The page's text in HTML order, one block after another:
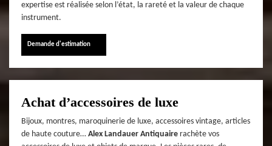
expertise est réalisée selon l’état, la rareté et la valeur de chaque
instrument.
Demande d'estimation
Achat d’accessoires de luxe
Bijoux, montres, maroquinerie de luxe, accessoires vintage, articles
de haute couture… Alex Landauer Antiquaire rachète vos